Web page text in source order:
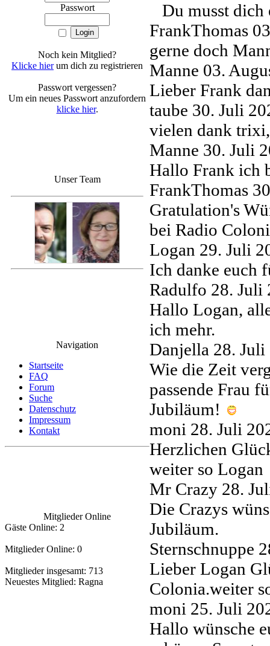
Passwort
Noch kein Mitglied?
Klicke hierum dich zu registrieren
Passwort vergessen?
Um ein neues Passwort anzufordern
klicke hier.
Unser Team
Navigation
Startseite
FAQ
Forum
Suche
Datenschutz
Impressum
Kontakt
Mitglieder Online
Gäste Online: 2
Mitglieder Online: 0
Mitglieder insgesamt: 713
Neuestes Mitglied: Ragna
Du musst dich
FrankThomas
gerne doch
Manne 03.
Lieber Frank
taube 30. Juli
vielen dank trixi,
Manne 30. Juli
Hallo Frank ich
FrankThomas
Gratulation's
bei Radio
Logan 29. Juli
Ich danke euch
Radulfo 28. Juli
Hallo Logan,
ich mehr.
Danjella 28. Juli
Wie die Zeit
passende Frau
Jubiläum!
moni 28. Juli
Herzlichen
weiter so Logan
Mr Crazy 28.
Die Crazys
Jubiläum.
Sternschnuppe
Lieber Logan
Colonia.weiter
moni 25. Juli
Hallo wünsche